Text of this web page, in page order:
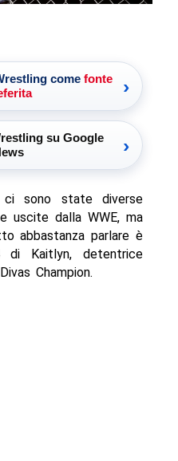
come fonte
›
su Google
›
ci sono state diverse
uscite dalla WWE, ma
abbastanza parlare è
Kaitlyn, detentrice
Divas Champion.